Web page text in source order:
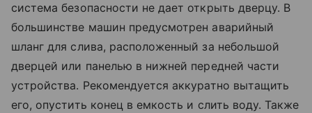
система безопасности не дает открыть дверцу. В
большинстве машин предусмотрен аварийный
шланг для слива, расположенный за небольшой
дверцей или панелью в нижней передней части
устройства. Рекомендуется аккуратно вытащить
его, опустить конец в емкость и слить воду. Также